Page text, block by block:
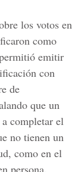
los votos en
como
emitir
con
de
que un
completar el
no tienen un
como en el
persona.